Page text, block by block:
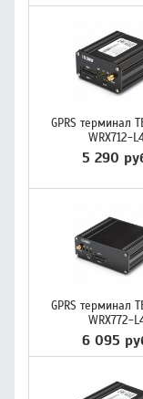
GPRS терминал
WRX712-
5 290
GPRS терминал
WRX772-
6 095